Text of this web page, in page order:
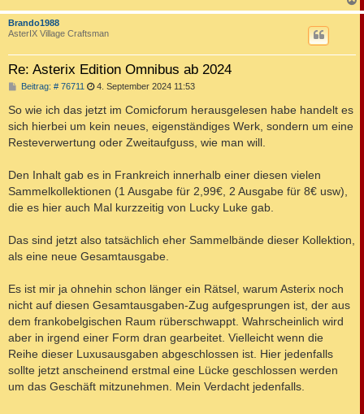
a
Brando1988
AsterIX Village Craftsman
Re: Asterix Edition Omnibus ab 2024
Beitrag: # 76711 B
t
r
g
4. September 2024 11:53
So wie ich das jetzt im Comicforum herausgelesen habe handelt es
sich hierbei um kein neues, eigenständiges Werk, sondern um eine
Resteverwertung oder Zweitaufguss, wie man will.
Den Inhalt gab es in Frankreich innerhalb einer diesen vielen
Sammelkollektionen (1 Ausgabe für 2,99€, 2 Ausgabe für 8€ usw),
die es hier auch Mal kurzzeitig von Lucky Luke gab.
Das sind jetzt also tatsächlich eher Sammelbände dieser Kollektion,
als eine neue Gesamtausgabe.
Es ist mir ja ohnehin schon länger ein Rätsel, warum Asterix noch
nicht auf diesen Gesamtausgaben-Zug aufgesprungen ist, der aus
dem frankobelgischen Raum rüberschwappt. Wahrscheinlich wird
aber in irgend einer Form dran gearbeitet. Vielleicht wenn die
Reihe dieser Luxusausgaben abgeschlossen ist. Hier jedenfalls
sollte jetzt anscheinend erstmal eine Lücke geschlossen werden
um das Geschäft mitzunehmen. Mein Verdacht jedenfalls.